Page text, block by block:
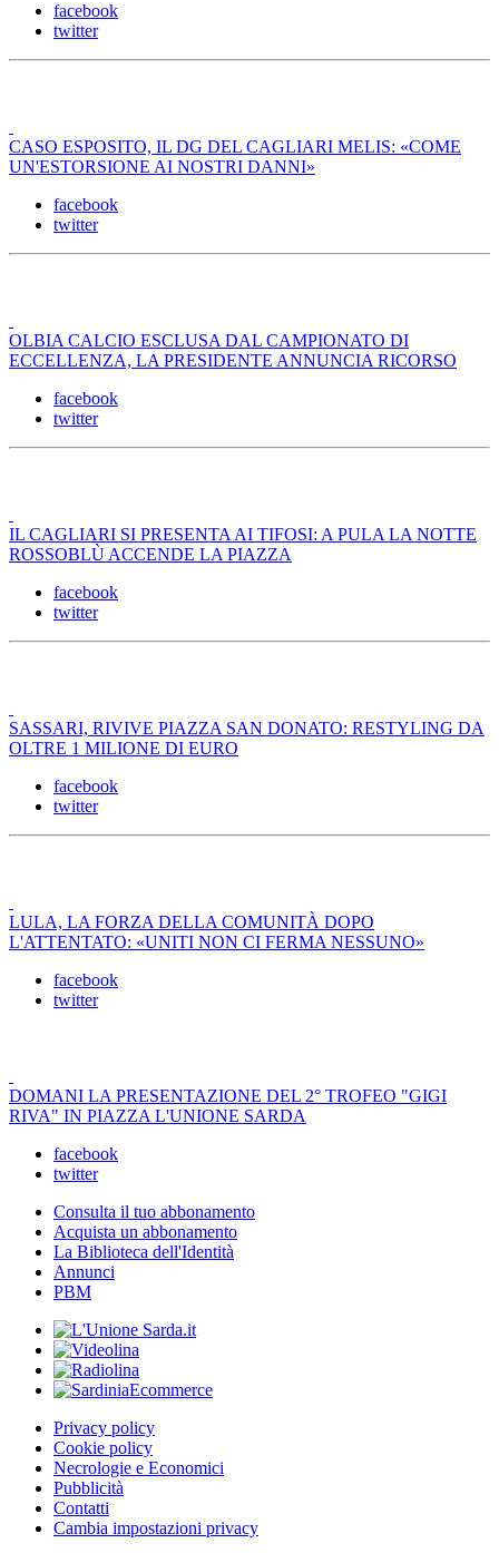
facebook
twitter
CASO ESPOSITO, IL DG DEL CAGLIARI MELIS: «COME
UN'ESTORSIONE AI NOSTRI DANNI»
facebook
twitter
OLBIA CALCIO ESCLUSA DAL CAMPIONATO DI
ECCELLENZA, LA PRESIDENTE ANNUNCIA RICORSO
facebook
twitter
IL CAGLIARI SI PRESENTA AI TIFOSI: A PULA LA NOTTE
ROSSOBLÙ ACCENDE LA PIAZZA
facebook
twitter
SASSARI, RIVIVE PIAZZA SAN DONATO: RESTYLING DA
OLTRE 1 MILIONE DI EURO
facebook
twitter
LULA, LA FORZA DELLA COMUNITÀ DOPO
L'ATTENTATO: «UNITI NON CI FERMA NESSUNO»
facebook
twitter
DOMANI LA PRESENTAZIONE DEL 2° TROFEO "GIGI
RIVA" IN PIAZZA L'UNIONE SARDA
facebook
twitter
Consulta il tuo abbonamento
Acquista un abbonamento
La Biblioteca dell'Identità
Annunci
PBM
Privacy policy
Cookie policy
Necrologie e Economici
Pubblicità
Contatti
Cambia impostazioni privacy